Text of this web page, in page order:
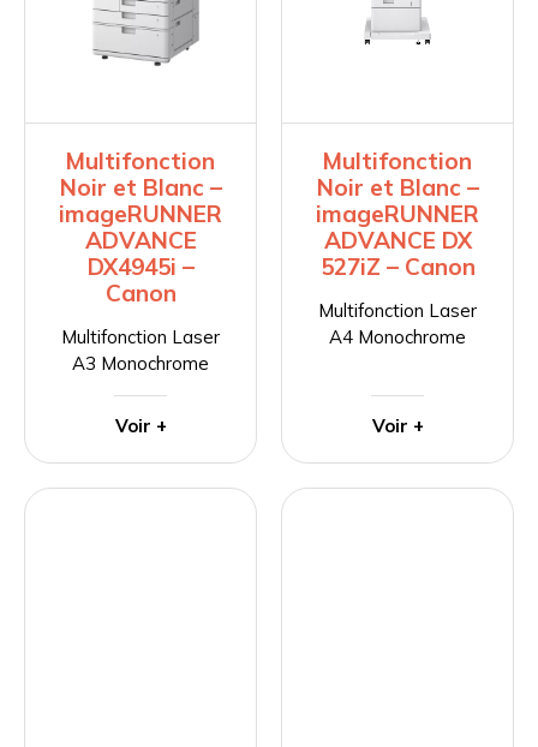
Multifonction
Noir et Blanc –
imageRUNNER
ADVANCE
DX4945i –
Canon
Multifonction Laser
A3 Monochrome
Voir +
Multifonction
Noir et Blanc –
imageRUNNER
ADVANCE DX
527iZ – Canon
Multifonction Laser
A4 Monochrome
Voir +